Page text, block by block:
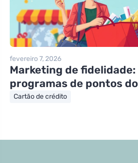
fevereiro 7, 2026
Marketing de fidelidade:
programas de pontos
Cartão de crédito